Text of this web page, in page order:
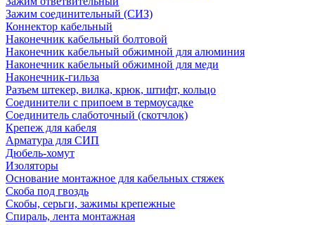
Зажим соединительный (СИЗ)
Коннектор кабельный
Наконечник кабельный болтовой
Наконечник кабельный обжимной для алюминия
Наконечник кабельный обжимной для меди
Наконечник-гильза
Разъем штекер, вилка, крюк, штифт, кольцо
Соединители с припоем в термоусадке
Соединитель слаботочный (скотчлок)
Крепеж для кабеля
Арматура для СИП
Дюбель-хомут
Изоляторы
Основание монтажное для кабельных стяжек
Скоба под гвоздь
Скобы, серьги, зажимы крепежные
Спираль, лента монтажная